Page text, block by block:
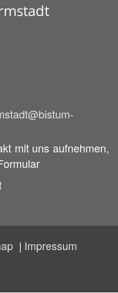
mit uns aufnehmen,
Impressum